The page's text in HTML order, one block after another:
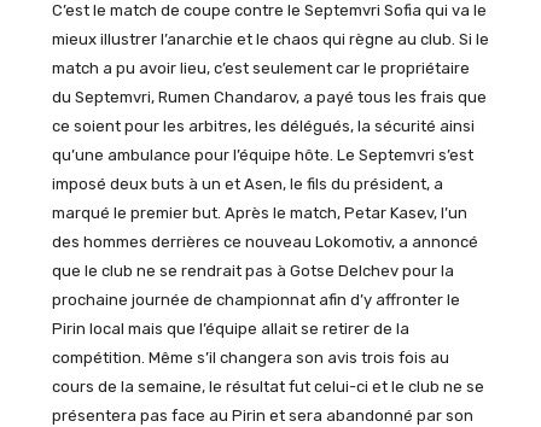
C’est le match de coupe contre le Septemvri Sofia qui va le
mieux illustrer l’anarchie et le chaos qui règne au club. Si le
match a pu avoir lieu, c’est seulement car le propriétaire
du Septemvri, Rumen Chandarov, a payé tous les frais que
ce soient pour les arbitres, les délégués, la sécurité ainsi
qu’une ambulance pour l’équipe hôte. Le Septemvri s’est
imposé deux buts à un et Asen, le fils du président, a
marqué le premier but. Après le match, Petar Kasev, l’un
des hommes derrières ce nouveau Lokomotiv, a annoncé
que le club ne se rendrait pas à Gotse Delchev pour la
prochaine journée de championnat afin d’y affronter le
Pirin local mais que l’équipe allait se retirer de la
compétition. Même s’il changera son avis trois fois au
cours de la semaine, le résultat fut celui-ci et le club ne se
présentera pas face au Pirin et sera abandonné par son